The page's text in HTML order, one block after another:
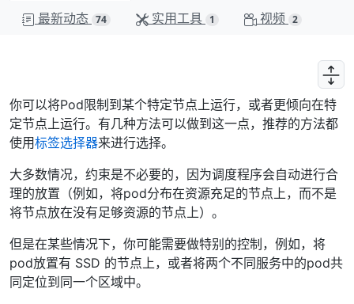
最新动态 74 实用工具 1 视频 2
你可以将Pod限制到某个特定节点上运行，或者更倾向在特
定节点上运行。有几种方法可以做到这一点，推荐的方法都
使用标签选择器来进行选择。
大多数情况，约束是不必要的，因为调度程序会自动进行合
理的放置（例如，将pod分布在资源充足的节点上，而不是
将节点放在没有足够资源的节点上）。
但是在某些情况下，你可能需要做特别的控制，例如，将
pod放置有 SSD 的节点上，或者将两个不同服务中的pod共
同定位到同一个区域中。